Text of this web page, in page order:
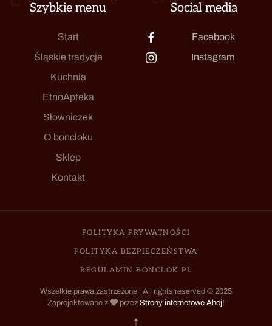
Szybkie menu
Start
Śląskie tradycje
Kuchnia
EtnoApteka
Słowniczek
O boncloku
Sklep
Kontakt
Social media
Facebook
Instagram
POLITYKA PRYWATNOŚCI
POLITYKA BEZPIECZEŃSTWA
REGULAMIN BONCLOK.PL
Wszelkie prawa zastrzeżone | All rights reserved © 2025
Zaprojektowane z
przez Strony internetowe Ahoj!